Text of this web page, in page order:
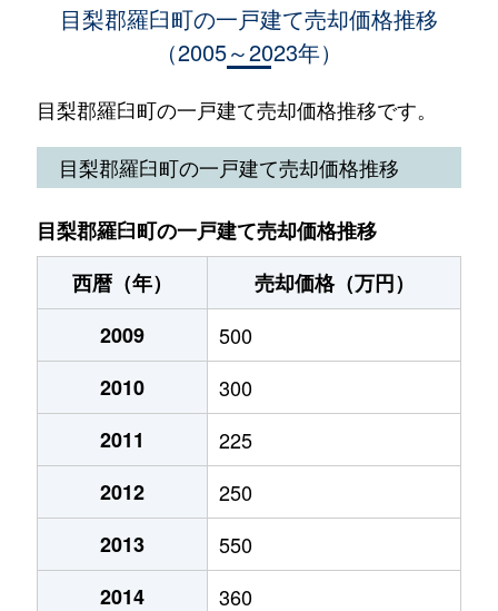
目梨郡羅臼町の一戸建て売却価格推移
（2005～2023年）
目梨郡羅臼町の一戸建て売却価格推移です。
目梨郡羅臼町の一戸建て売却価格推移
目梨郡羅臼町の一戸建て売却価格推移
西暦（年）
売却価格（万円）
2009
500
2010
300
2011
225
2012
250
2013
550
2014
360